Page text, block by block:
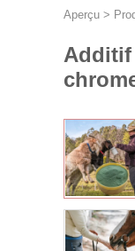
Aperçu >
Additif